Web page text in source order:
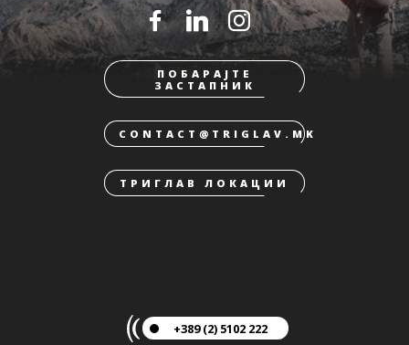
ПОБАРАЈТЕ
ЗАСТАПНИК
CONTACT@TRIGLAV.MK
ТРИГЛАВ ЛОКАЦИИ
+389 (2) 5102 222